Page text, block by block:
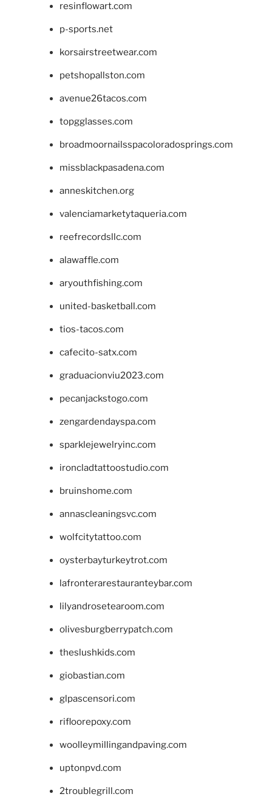
resinflowart.com
p-sports.net
korsairstreetwear.com
petshopallston.com
avenue26tacos.com
topgglasses.com
broadmoornailsspacoloradosprings.com
missblackpasadena.com
anneskitchen.org
valenciamarketytaqueria.com
reefrecordsllc.com
alawaffle.com
aryouthfishing.com
united-basketball.com
tios-tacos.com
cafecito-satx.com
graduacionviu2023.com
pecanjackstogo.com
zengardendayspa.com
sparklejewelryinc.com
ironcladtattoostudio.com
bruinshome.com
annascleaningsvc.com
wolfcitytattoo.com
oysterbayturkeytrot.com
lafronterarestauranteybar.com
lilyandrosetearoom.com
olivesburgberrypatch.com
theslushkids.com
giobastian.com
glpascensori.com
rifloorepoxy.com
woolleymillingandpaving.com
uptonpvd.com
2troublegrill.com